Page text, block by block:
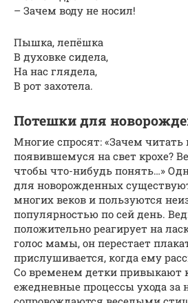
– Зачем воду не носил!
Пышка, лепёшка
В духовке сидела,
На нас глядела,
В рот захотела.
Потешки для
Многие спросят: «Зачем
появившемуся на свет крохе?
чтобы что-нибудь понять…»
для новорожденных
многих веков и пользуются
популярностью по сей день.
положительно реагирует на
голос мамы, он перестает
прислушивается, когда ему
Со временем детки привыкают
ежедневные процессы ухода за